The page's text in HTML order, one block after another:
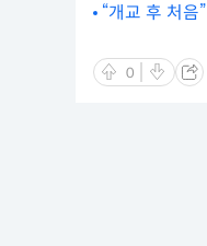
“개교 후 처
0